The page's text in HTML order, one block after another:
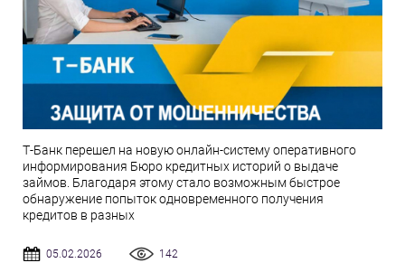
Т-Банк перешел на новую онлайн-систему оперативного
информирования Бюро кредитных историй о выдаче
займов. Благодаря этому стало возможным быстрое
обнаружение попыток одновременного получения
кредитов в разных
05.02.2026 142